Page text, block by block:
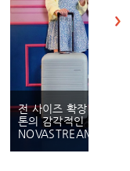
전 사이즈 확장이 가능
톤의 감각적인 디자인:
NOVASTREAM